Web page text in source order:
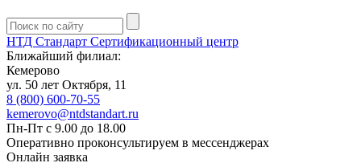
НТД Стандарт Сертификационный центр
Ближайший филиал:
Кемерово
ул. 50 лет Октября, 11
8 (800) 600-70-55
kemerovo@ntdstandart.ru
Пн-Пт с 9.00 до 18.00
Оперативно проконсультируем в мессенджерах
Онлайн заявка